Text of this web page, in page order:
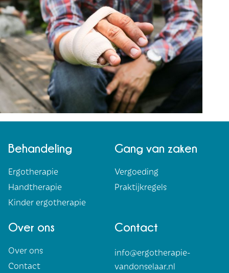
Behandeling
Ergotherapie
Handtherapie
Kinder ergotherapie
Gang van zaken
Vergoeding
Praktijkregels
Over ons
Over ons
Contact
Contact
info@ergotherapie-
vandonselaar.nl